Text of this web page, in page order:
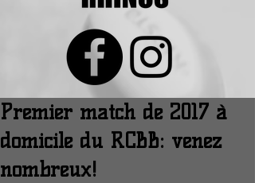
Premier match de 2017 à
domicile du RCBB: venez
nombreux!